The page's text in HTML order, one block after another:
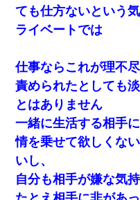
ても仕方ないという
ライベートでは
仕事ならこれが理不
責められたとしても
とはありません
一緒に生活する相手
情を乗せて欲しくな
いし、
自分も相手が嫌な気